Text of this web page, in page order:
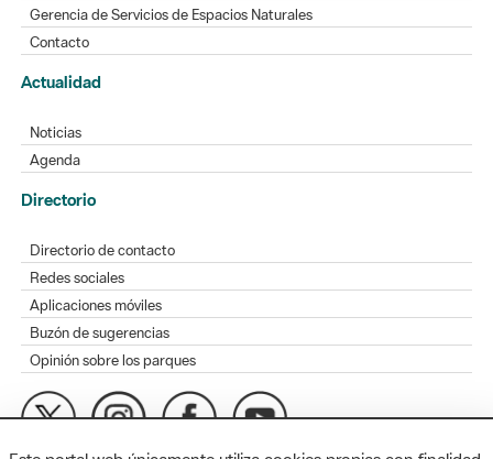
Gerencia de Servicios de Espacios Naturales
Contacto
Actualidad
Noticias
Agenda
Directorio
Directorio de contacto
Redes sociales
Aplicaciones móviles
Buzón de sugerencias
Opinión sobre los parques